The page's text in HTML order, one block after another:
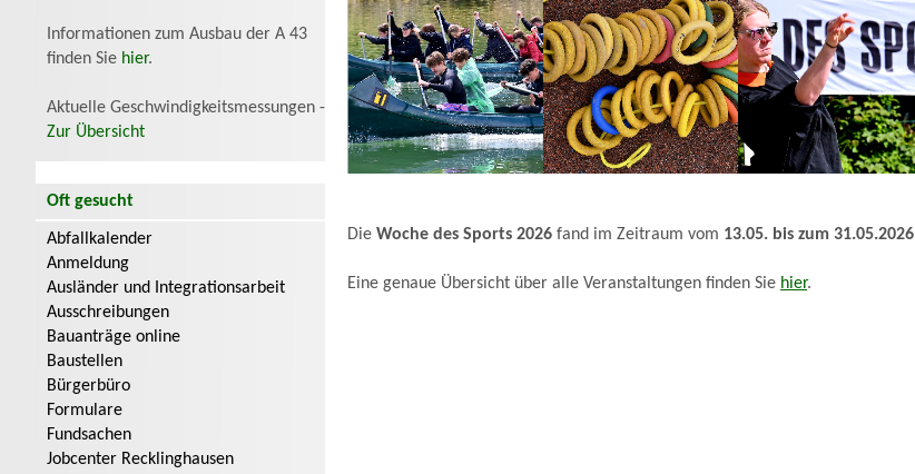
Informationen zum Ausbau der A 43
finden Sie hier.
Aktuelle Geschwindigkeitsmessungen -
Zur Übersicht
Oft gesucht
Abfallkalender
Anmeldung
Ausländer und Integrationsarbeit
Ausschreibungen
Bauanträge online
Baustellen
Bürgerbüro
Formulare
Fundsachen
Jobcenter Recklinghausen
Die Woche des Sports 2026 fand im Zeitraum vom 13.05. bis zum 31.05.2026
Eine genaue Übersicht über alle Veranstaltungen finden Sie hier.